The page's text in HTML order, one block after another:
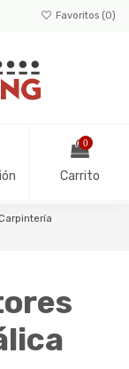
Favoritos (0)
0
Carrito